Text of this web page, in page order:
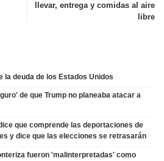
llevar, entrega y comidas al aire
libre
la deuda de los Estados Unidos
de que Trump no planeaba atacar a
que comprende las deportaciones de
y dice que las elecciones se retrasarán
fueron 'malinterpretadas' como